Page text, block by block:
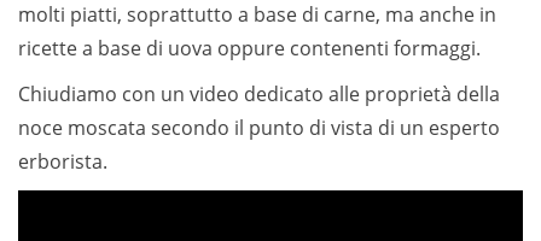
molti piatti, soprattutto a base di carne, ma anche in
ricette a base di uova oppure contenenti formaggi.
Chiudiamo con un video dedicato alle proprietà della
noce moscata secondo il punto di vista di un esperto
erborista.